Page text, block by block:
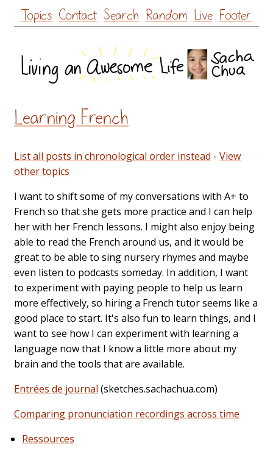
Skip
to
Topics Contact Search Random Live Footer
Learning French
List all posts in chronological order instead - View
other topics
I want to shift some of my conversations with A+ to
French so that she gets more practice and I can help
her with her French lessons. I might also enjoy being
able to read the French around us, and it would be
great to be able to sing nursery rhymes and maybe
even listen to podcasts someday. In addition, I want
to experiment with paying people to help us learn
more effectively, so hiring a French tutor seems like a
good place to start. It's also fun to learn things, and I
want to see how I can experiment with learning a
language now that I know a little more about my
brain and the tools that are available.
Entrées de journal (sketches.sachachua.com)
Comparing pronunciation recordings across time
Ressources